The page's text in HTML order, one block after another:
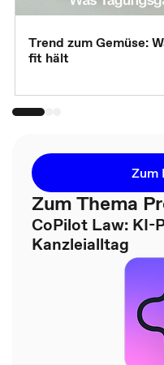
Trend zum Gemüse:
fit hält
Zum
Zum Thema
CoPilot Law: KI-
Kanzleialltag